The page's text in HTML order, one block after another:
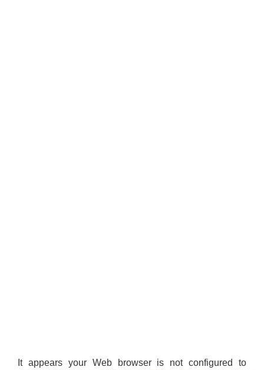
It appears your Web browser is not configured to